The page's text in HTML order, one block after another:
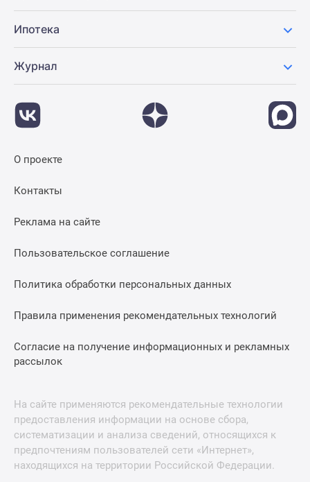
Ипотека
Журнал
О проекте
Контакты
Реклама на сайте
Пользовательское соглашение
Политика обработки персональных данных
Правила применения рекомендательных технологий
Согласие на получение информационных и рекламных
рассылок
На сайте применяются рекомендательные технологии
предоставления информации на основе сбора,
систематизации и анализа сведений, относящихся к
предпочтениям пользователей сети «Интернет»,
находящихся на территории Российской Федерации.